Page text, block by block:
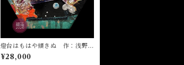
燈台はもはや傾きぬ 作：浅野
サキ
¥28,000